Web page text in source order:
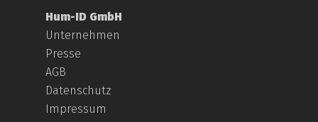
Hum-ID GmbH
Unternehmen
Presse
AGB
Datenschutz
Impressum